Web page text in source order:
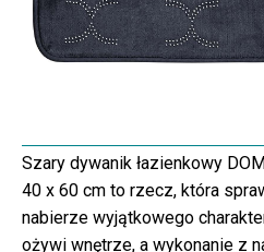
Szary dywanik łazienkowy
40 x 60 cm to rzecz, która
nabierze wyjątkowego
ożywi wnętrze, a wykonanie z